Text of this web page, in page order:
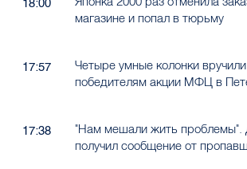
18:00
магазине и попал в тюрьму
17:57
Четыре умные колонки
победителям акции МФЦ в
17:38
"Нам мешали жить проблемы".
получил сообщение от